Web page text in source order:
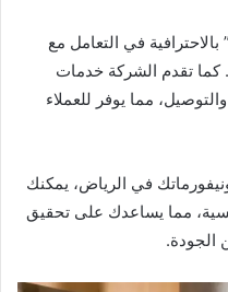
في التعامل مع
كما تقدم الشركة خدمات
مما يوفر للعملاء
في الرياض، يمكنك
مما يساعدك على تحقيق
الجودة.